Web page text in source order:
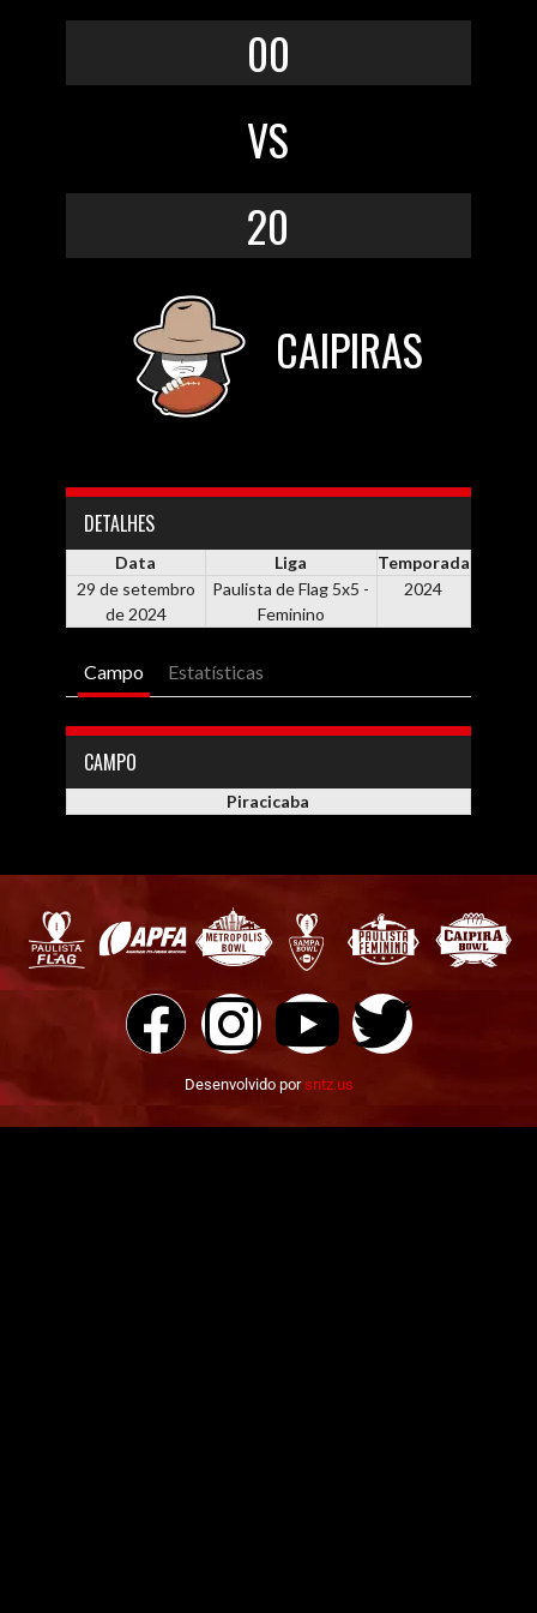
00
VS
20
CAIPIRAS
DETALHES
Data Liga
Temporada
29 de setembro
de 2024
Paulista de Flag 5x5 -
Feminino
2024
Campo Estatísticas
CAMPO
Piracicaba
Desenvolvido porsntz.us